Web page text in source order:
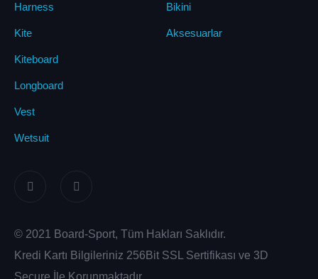
Harness
Kite
Kiteboard
Longboard
Vest
Wetsuit
Bikini
Aksesuarlar
© 2021 Board-Sport, Tüm Hakları Saklıdır.
Kredi Kartı Bilgileriniz 256Bit SSL Sertifikası ve 3D
Secure İle Korunmaktadır.